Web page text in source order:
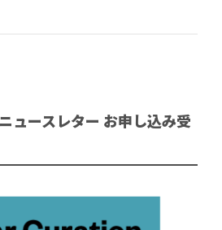
ュースレター お申し込み受